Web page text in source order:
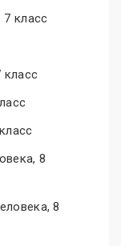
класс
8
8